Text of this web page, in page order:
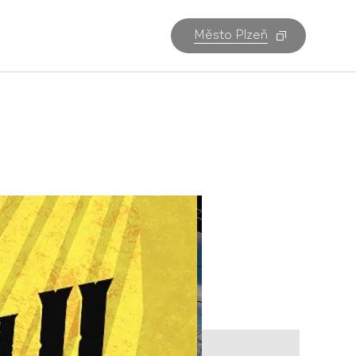
Město Plzeň